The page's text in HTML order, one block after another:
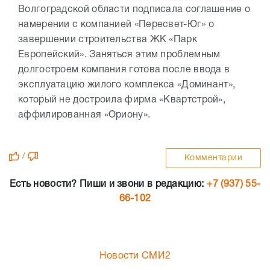
Волгоградской области подписала соглашение о
намерении с компанией «Пересвет-Юг» о
завершении строительства ЖК «Парк
Европейский». Заняться этим проблемным
долгостроем компания готова после ввода в
эксплуатацию жилого комплекса «Доминант»,
который не достроила фирма «Квартстрой»,
аффилированная «Ориону».
/ Комментарии
Есть новости? Пиши и звони в редакцию: +7 (937) 55-
66-102
Новости СМИ2